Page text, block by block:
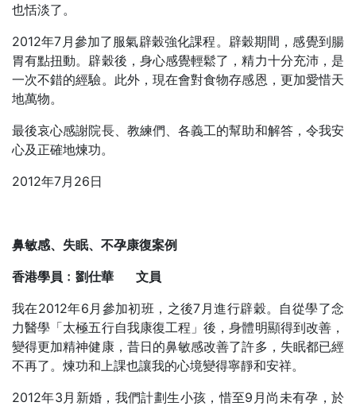
也恬淡了。
2012年7月參加了服氣辟穀強化課程。辟穀期間，感覺到腸
胃有點扭動。辟穀後，身心感覺輕鬆了，精力十分充沛，是
一次不錯的經驗。此外，現在會對食物存感恩，更加愛惜天
地萬物。
最後哀心感謝院長、教練們、各義工的幫助和解答，令我安
心及正確地煉功。
2012年7月26日
鼻敏感、失眠、不孕康復案例
香港學員﹕劉仕華
文員
我在2012年6月參加初班，之後7月進行辟穀。自從學了念
力醫學「太極五行自我康復工程」後，身體明顯得到改善，
變得更加精神健康，昔日的鼻敏感改善了許多，失眠都已經
不再了。煉功和上課也讓我的心境變得寧靜和安祥。
2012年3月新婚，我們計劃生小孩，惜至9月尚未有孕，於